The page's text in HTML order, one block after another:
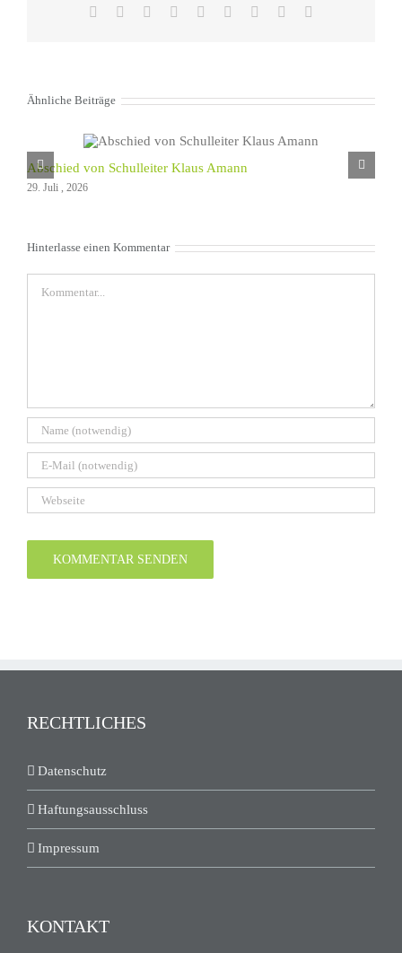
Facebook Reddit LinkedInWhatsApp
TumblrPinterest
Ähnliche Beiträge
Abschied von Schulleiter Klaus Amann
29. Juli , 2026
Hinterlasse einen Kommentar
RECHTLICHES
Datenschutz
Haftungsausschluss
Impressum
KONTAKT